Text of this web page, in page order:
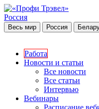
Россия
Весь мир Россия
Работа
Новости и статьи
Все новости
Все статьи
Интервью
Вебинары
Расписание